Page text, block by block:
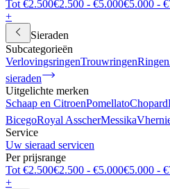
Tot €2.500€2.500 - €5.000€5.000 -
+
Sieraden
Subcategorieën
VerlovingsringenTrouwringenRingen
sieraden
Uitgelichte merken
Schaap en CitroenPomellatoChopard
BicegoRoyal AsscherMessika
Service
Uw sieraad servicen
Per prijsrange
Tot €2.500€2.500 - €5.000€5.000 -
+